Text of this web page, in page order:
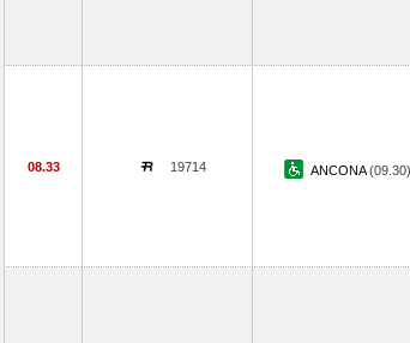
08.33 19714 ANCONA(09.30)